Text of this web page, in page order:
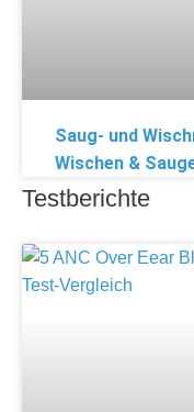
Saug- und
Wischen &
Testberichte